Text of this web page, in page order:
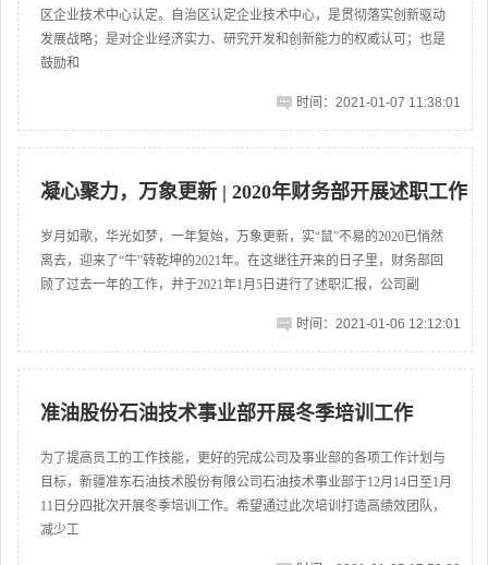
区企业技术中心认定。自治区认定企业技术中心，是贯彻落实创新驱动
发展战略；是对企业经济实力、研究开发和创新能力的权威认可；也是
鼓励和
时间：2021-01-07 11:38:01
凝心聚力，万象更新 | 2020年财务部开展述职工作
岁月如歌，华光如梦，一年复始，万象更新，实“鼠”不易的2020已悄然
离去，迎来了“牛”转乾坤的2021年。在这继往开来的日子里，财务部回
顾了过去一年的工作，并于2021年1月5日进行了述职汇报，公司副
时间：2021-01-06 12:12:01
准油股份石油技术事业部开展冬季培训工作
为了提高员工的工作技能，更好的完成公司及事业部的各项工作计划与
目标，新疆准东石油技术股份有限公司石油技术事业部于12月14日至1月
11日分四批次开展冬季培训工作。希望通过此次培训打造高绩效团队，
减少工